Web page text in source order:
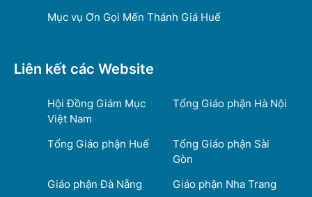
Mục vụ Ơn Gọi Mến Thánh Giá Huế
Liên kết các Website
Hội Đồng Giám Mục
Việt Nam
Tổng Giáo phận Hà Nội
Tổng Giáo phận Huế
Tổng Giáo phận Sài
Gòn
Giáo phận Đà Nẵng
Giáo phận Nha Trang